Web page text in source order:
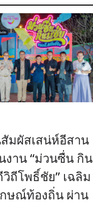
มผัสเสน่ห์อีสาน
งาน “ม่วนซื่น กิน
ถีโพธิ์ชัย” เฉลิม
ษณ์ท้องถิ่น ผ่าน